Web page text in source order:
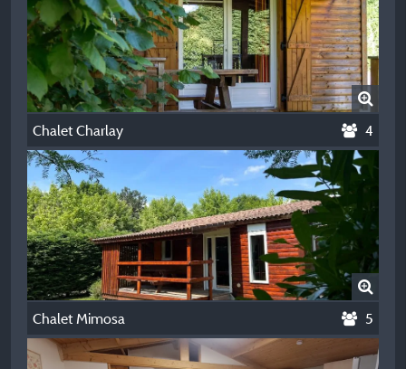
Chalet Charlay 4
Chalet Mimosa 5